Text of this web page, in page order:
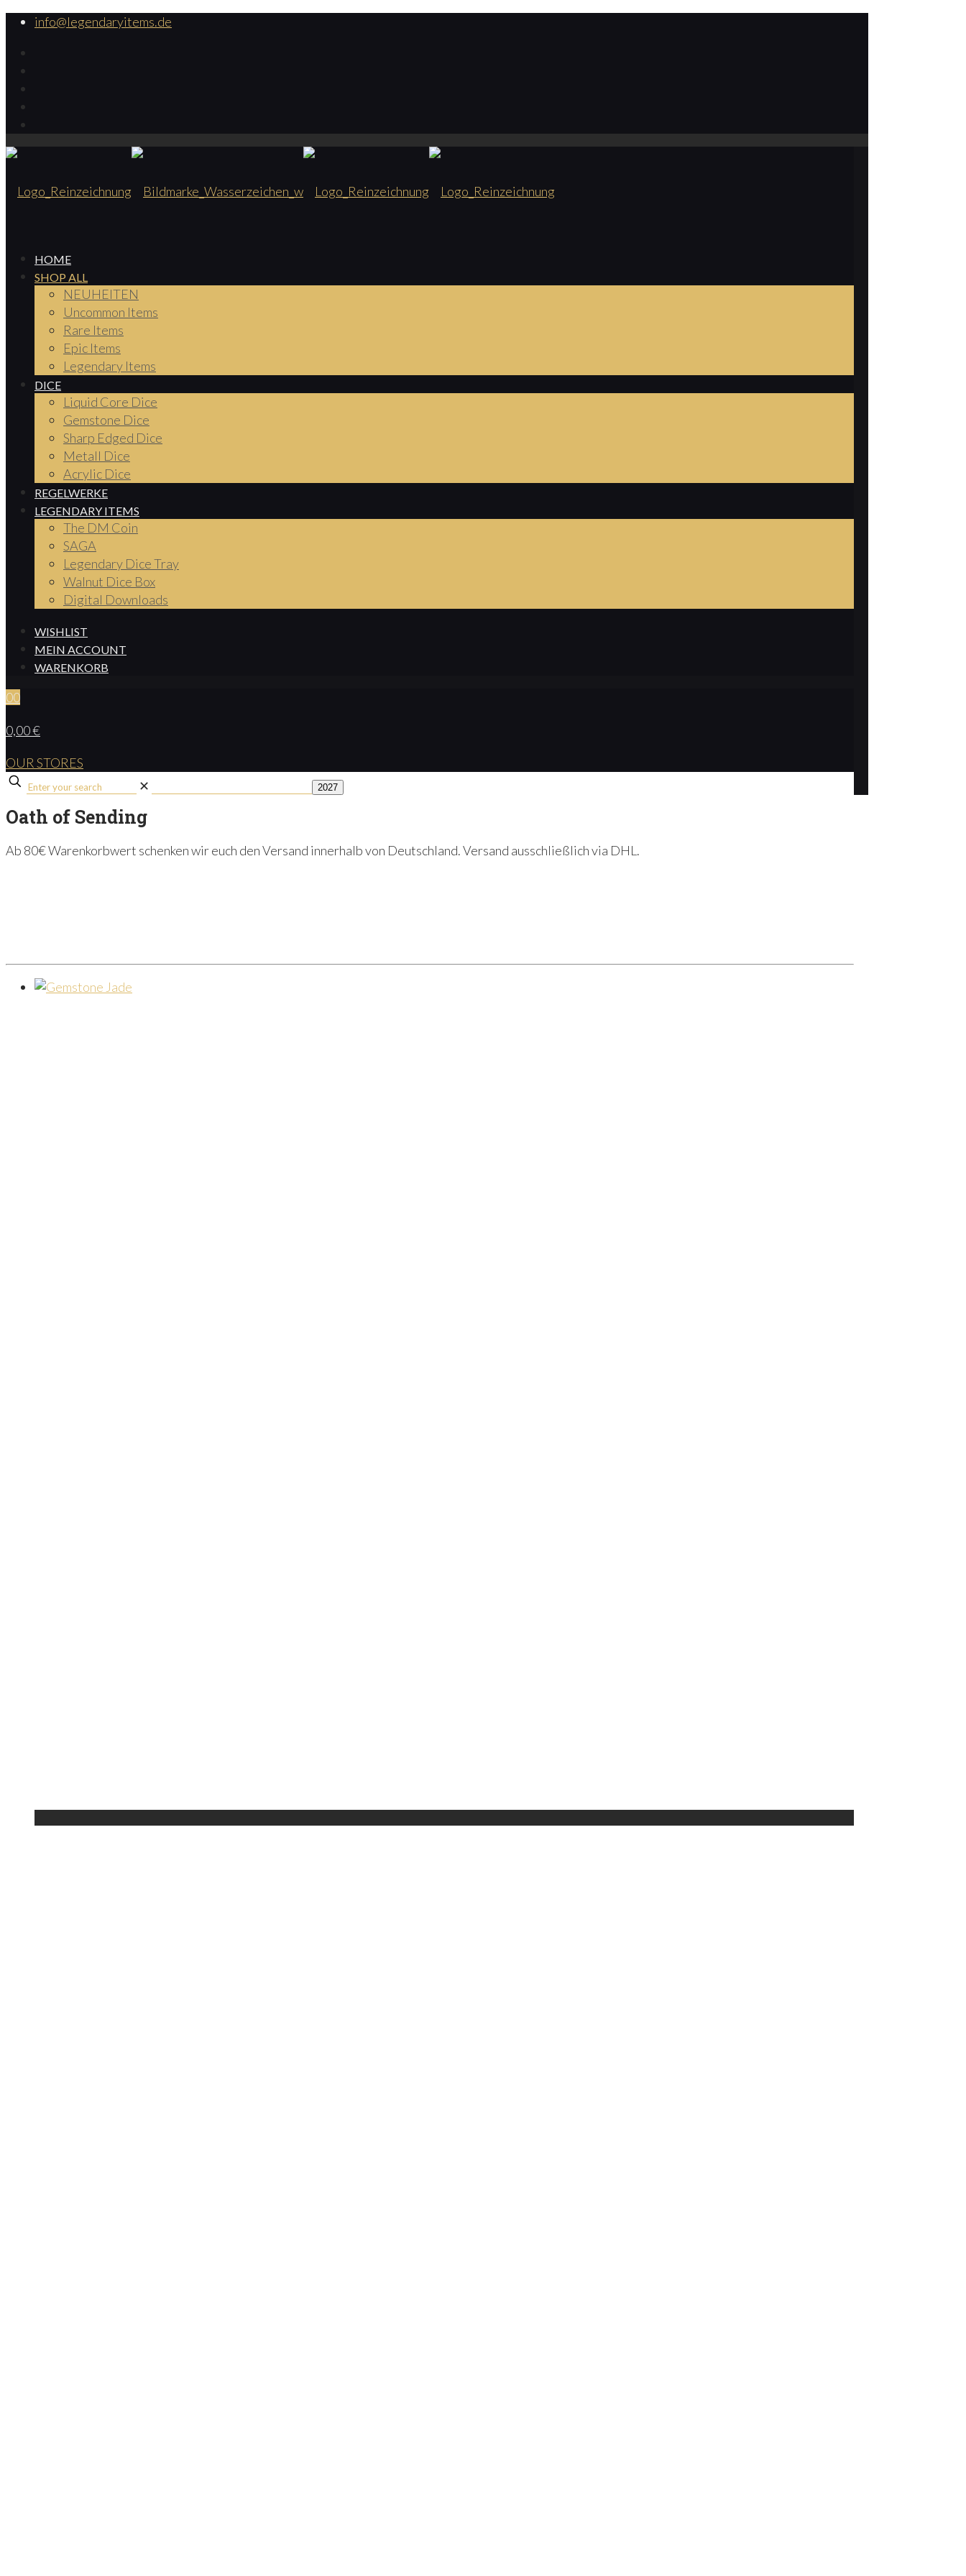
info@legendaryitems.de
HOME
SHOP ALL
NEUHEITEN
Uncommon Items
Rare Items
Epic Items
Legendary Items
DICE
Liquid Core Dice
Gemstone Dice
Sharp Edged Dice
Metall Dice
Acrylic Dice
REGELWERKE
LEGENDARY ITEMS
The DM Coin
SAGA
Legendary Dice Tray
Walnut Dice Box
Digital Downloads
WISHLIST
MEIN ACCOUNT
WARENKORB
00
0,00 €
OUR STORES
✕
Oath of Sending
Ab 80€ Warenkorbwert schenken wir euch den Versand innerhalb von Deutschland. Versand ausschließlich via DHL.